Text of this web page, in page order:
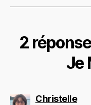
2
Je
Christelledit :